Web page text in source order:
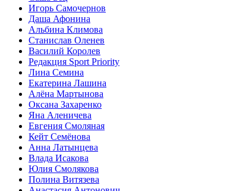
Игорь Самочернов
Даша Афонина
Альбина Климова
Станислав Оленев
Василий Королев
Редакция Sport Priority
Лина Семина
Екатерина Лашина
Алёна Мартынова
Оксана Захаренко
Яна Аленичева
Евгения Смоляная
Кейт Семёнова
Анна Латынцева
Влада Исакова
Юлия Смолякова
Полина Витязева